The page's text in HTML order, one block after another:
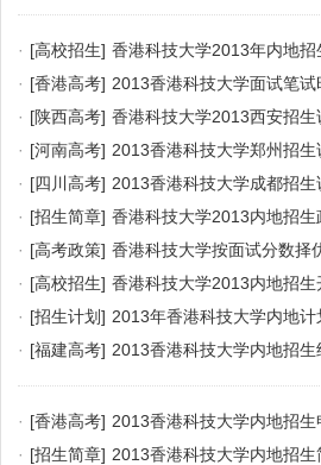
· [高校招生] 香港科技大学2013年内地招
· [香港高考] 2013香港科技大学面试笔
· [陕西高考] 香港科技大学2013西安招生
· [河南高考] 2013香港科技大学郑州招生
· [四川高考] 2013香港科技大学成都招生
· [招生简章] 香港科技大学2013内地招生
· [高考政策] 香港科技大学按面试分数择
· [高校招生] 香港科技大学2013内地招生
· [招生计划] 2013年香港科技大学内地计
· [福建高考] 2013香港科技大学内地招生
· [香港高考] 2013香港科技大学内地招
· [招生简章] 2013香港科技大学内地招生